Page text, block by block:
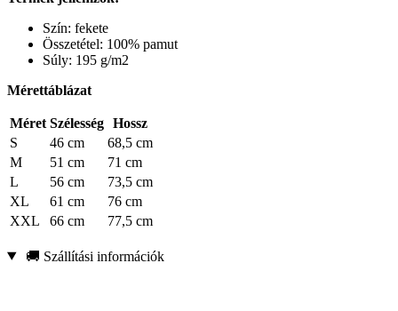
Szín: fekete
Összetétel: 100% pamut
Súly: 195 g/m2
Mérettáblázat
Méret Szélesség Hossz
S
46 cm
68,5 cm
M
51 cm
71 cm
L
56 cm
73,5 cm
XL
61 cm
76 cm
XXL
66 cm 77,5 cm
🚚 Szállítási információk